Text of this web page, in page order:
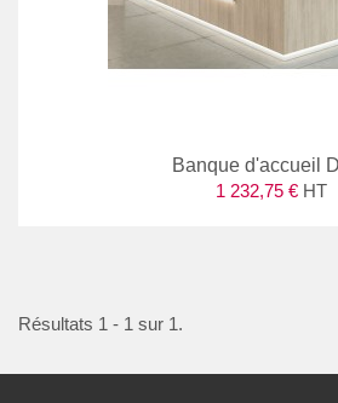
Banque d'accueil
1 232,75 € HT
Résultats 1 - 1 sur 1.